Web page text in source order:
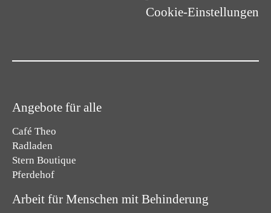
Cookie-Einstellungen
Angebote für alle
Café Theo
Radladen
Stern Boutique
Pferdehof
Arbeit für Menschen mit Behinderung